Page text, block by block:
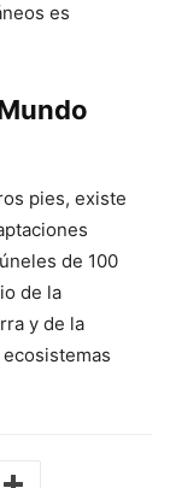
es
pies, existe
de 100
de la
y de la